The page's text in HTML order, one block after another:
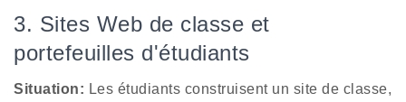
3. Sites Web de classe et
portefeuilles d'étudiants
Situation: Les étudiants construisent un site de classe,